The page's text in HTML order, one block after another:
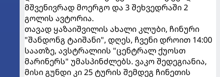
მშვენივრად მოერგო და 3 შეხვედრაში 2
გოლის ავტორია.
თავად ყაზაიშვილის ახალი კლუბი, ჩინური
"შანდონგ ტაიშანი", დღეს, ჩვენი დროით 14:00
საათზე, ავსტრალიის "ცენტრალ ქუოსთ
მარინერს" უმასპინძლებს. ვაკო შედეგიანია,
მისი გუნდი კი 25 ტურის შემდეგ ჩინეთის